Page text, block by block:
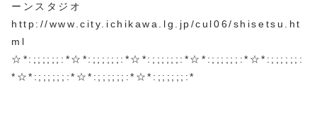
ーンスタジオ
http://www.city.ichikawa.lg.jp/cul06/shisetsu.ht
ml
☆*:;;;;;;:*☆*:;;;;;;:*☆*:;;;;;;:*☆*:;;;;;;:*☆*:;;;;;;:
*☆*:;;;;;;:*☆*:;;;;;;:*☆*:;;;;;;:*